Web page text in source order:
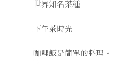
世界知名茶種
下午茶時光
咖哩飯是簡單的料理。